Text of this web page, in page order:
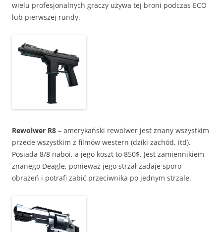
wielu profesjonalnych graczy używa tej broni podczas ECO
lub pierwszej rundy.
Rewolwer R8 – amerykański rewolwer jest znany wszystkim
przede wszystkim z filmów western (dziki zachód, itd).
Posiada 8/8 naboi, a jego koszt to 850$. Jest zamiennikiem
znanego Deagle, ponieważ jego strzał zadaje sporo
obrażeń i potrafi zabić przeciwnika po jednym strzale.